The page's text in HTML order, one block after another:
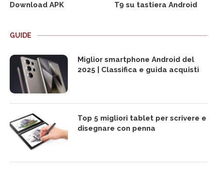
Download APK
T9 su tastiera Android
GUIDE
Miglior smartphone Android del
2025 | Classifica e guida acquisti
Top 5 migliori tablet per scrivere e
disegnare con penna